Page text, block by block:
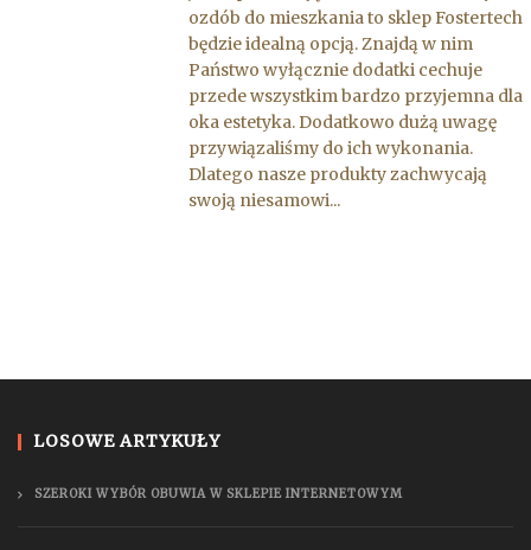
ozdób do mieszkania to sklep Fostertech
będzie idealną opcją. Znajdą w nim
Państwo wyłącznie dodatki cechuje
przede wszystkim bardzo przyjemna dla
oka estetyka. Dodatkowo dużą uwagę
przywiązaliśmy do ich wykonania.
Dlatego nasze produkty zachwycają
swoją niesamowi...
LOSOWE ARTYKUŁY
SZEROKI WYBÓR OBUWIA W SKLEPIE INTERNETOWYM